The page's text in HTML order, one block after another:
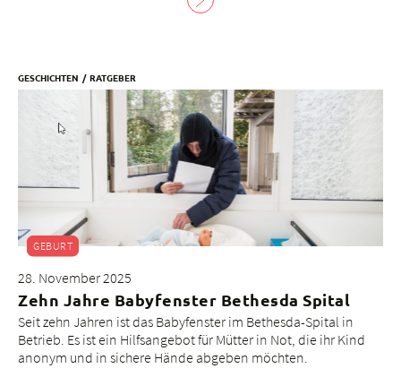
GESCHICHTEN RATGEBER
GEBURT
28. November 2025
Zehn Jahre Babyfenster Bethesda Spital
Seit zehn Jahren ist das Babyfenster im Bethesda-Spital in
Betrieb. Es ist ein Hilfsangebot für Mütter in Not, die ihr Kind
anonym und in sichere Hände abgeben möchten.